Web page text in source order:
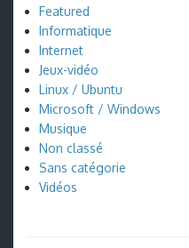
Featured
Informatique
Internet
Jeux-vidéo
Linux / Ubuntu
Microsoft / Windows
Musique
Non classé
Sans catégorie
Vidéos